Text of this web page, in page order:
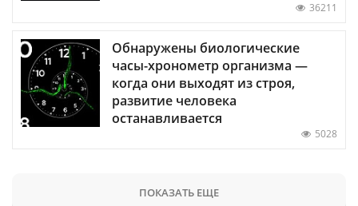
36211
Обнаружены биологические
часы-хронометр организма —
когда они выходят из строя,
развитие человека
останавливается
5028
ПОКАЗАТЬ ЕЩЕ